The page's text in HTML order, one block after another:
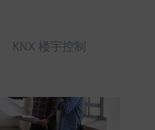
KNX 楼宇控制
供对产品信